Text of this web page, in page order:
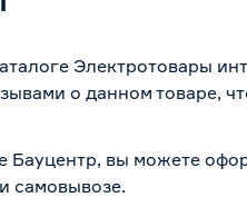
Электротовары
о данном товаре,
Бауцентр, вы можете
самовывозе.